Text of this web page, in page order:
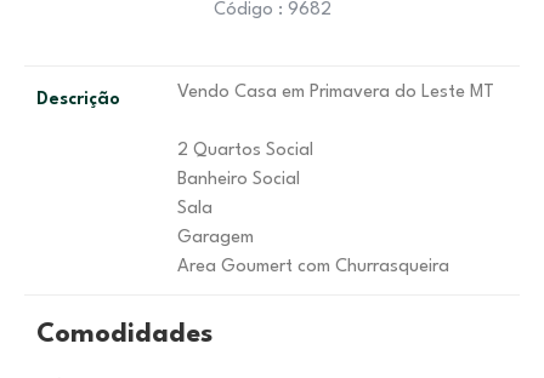
Código : 9682
Descrição Vendo Casa em Primavera do Leste MT
2 Quartos Social
Banheiro Social
Sala
Garagem
Area Goumert com Churrasqueira
Comodidades